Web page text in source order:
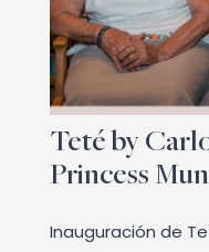
Teté by
Princess
Inauguración de